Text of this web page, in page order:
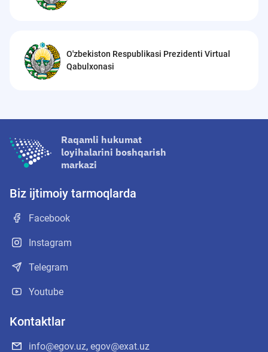
O'zbekiston Respublikasi Prezidenti Virtual
Qabulxonasi
Raqamli hukumat
loyihalarini boshqarish
markazi
Biz ijtimoiy tarmoqlarda
Facebook
Instagram
Telegram
Youtube
Kontaktlar
info@egov.uz, egov@exat.uz